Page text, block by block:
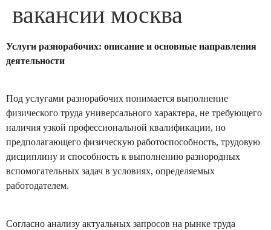
вакансии москва
Услуги разнорабочих: описание и основные направления
деятельности
Под услугами разнорабочих понимается выполнение
физического труда универсального характера, не требующего
наличия узкой профессиональной квалификации, но
предполагающего физическую работоспособность, трудовую
дисциплину и способность к выполнению разнородных
вспомогательных задач в условиях, определяемых
работодателем.
Согласно анализу актуальных запросов на рынке труда